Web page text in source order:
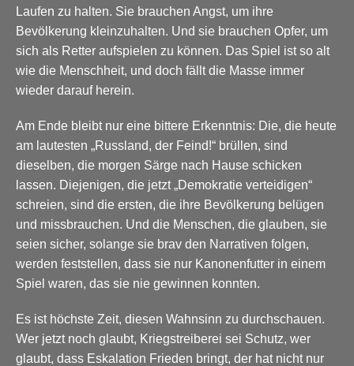
Laufen zu halten. Sie brauchen Angst, um ihre
Bevölkerung kleinzuhalten. Und sie brauchen Opfer, um
sich als Retter aufspielen zu können. Das Spiel ist so alt
wie die Menschheit, und doch fällt die Masse immer
wieder darauf herein.
Am Ende bleibt nur eine bittere Erkenntnis: Die, die heute
am lautesten „Russland, der Feind!“ brüllen, sind
dieselben, die morgen Särge nach Hause schicken
lassen. Diejenigen, die jetzt „Demokratie verteidigen“
schreien, sind die ersten, die ihre Bevölkerung belügen
und missbrauchen. Und die Menschen, die glauben, sie
seien sicher, solange sie brav den Narrativen folgen,
werden feststellen, dass sie nur Kanonenfutter in einem
Spiel waren, das sie nie gewinnen konnten.
Es ist höchste Zeit, diesen Wahnsinn zu durchschauen.
Wer jetzt noch glaubt, Kriegstreiberei sei Schutz, wer
glaubt, dass Eskalation Frieden bringt, der hat nicht nur